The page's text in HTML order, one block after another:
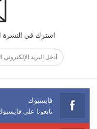
اشترك في النشرة
فايسبوك
تابعونا على